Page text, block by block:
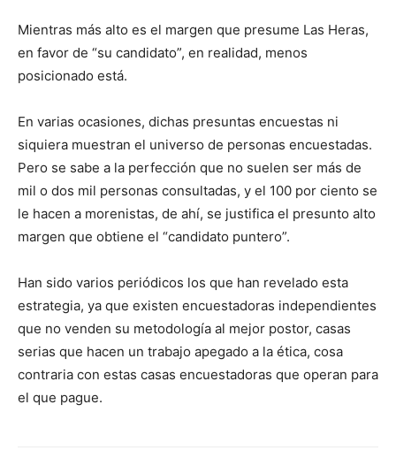
Mientras más alto es el margen que presume Las Heras,
en favor de “su candidato”, en realidad, menos
posicionado está.
En varias ocasiones, dichas presuntas encuestas ni
siquiera muestran el universo de personas encuestadas.
Pero se sabe a la perfección que no suelen ser más de
mil o dos mil personas consultadas, y el 100 por ciento se
le hacen a morenistas, de ahí, se justifica el presunto alto
margen que obtiene el “candidato puntero”.
Han sido varios periódicos los que han revelado esta
estrategia, ya que existen encuestadoras independientes
que no venden su metodología al mejor postor, casas
serias que hacen un trabajo apegado a la ética, cosa
contraria con estas casas encuestadoras que operan para
el que pague.